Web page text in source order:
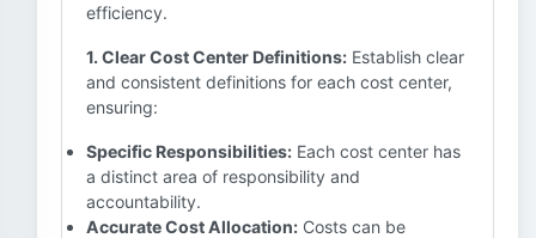
efficiency.
1. Clear Cost Center Definitions: Establish clear
and consistent definitions for each cost center,
ensuring:
Specific Responsibilities: Each cost center has
a distinct area of responsibility and
accountability.
Accurate Cost Allocation: Costs can be